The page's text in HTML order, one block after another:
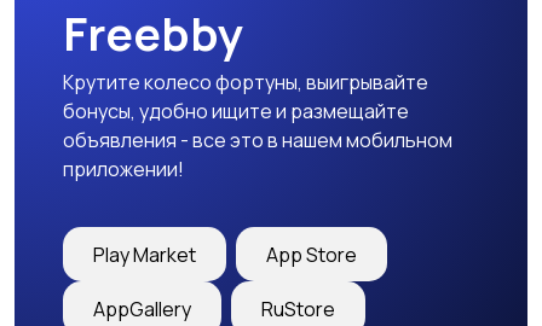
Другое
Freebby
Крутите колесо фортуны, выигрывайте
бонусы, удобно ищите и размещайте
объявления - все это в нашем мобильном
приложении!
Play Market App Store
AppGallery RuStore